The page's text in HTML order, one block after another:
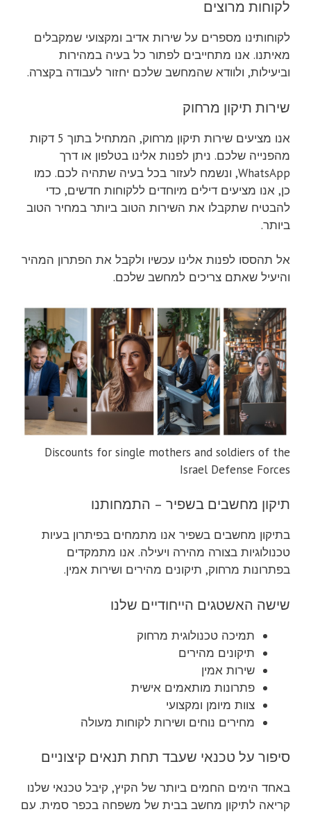
לקוחות מרוצים
לקוחותינו מספרים על שירות אדיב ומקצועי שמקבלים
מאיתנו. אנו מתחייבים לפתור כל בעיה במהירות
וביעילות, ולוודא שהמחשב שלכם יחזור לעבודה בקצרה.
שירות תיקון מרחוק
אנו מציעים שירות תיקון מרחוק, המתחיל בתוך 5 דקות
מהפנייה שלכם. ניתן לפנות אלינו בטלפון או דרך
WhatsApp, ונשמח לעזור בכל בעיה שתהיה לכם. כמו
כן, אנו מציעים דילים מיוחדים ללקוחות חדשים, כדי
להבטיח שתקבלו את השירות הטוב ביותר במחיר הטוב
ביותר.
אל תהססו לפנות אלינו עכשיו ולקבל את הפתרון המהיר
והיעיל שאתם צריכים למחשב שלכם.
Discounts for single mothers and soldiers of the
Israel Defense Forces
תיקון מחשבים בשפיר – התמחותנו
בתיקון מחשבים בשפיר אנו מתמחים בפיתרון בעיות
טכנולוגיות בצורה מהירה ויעילה. אנו מתמקדים
בפתרונות מרחוק, תיקונים מהירים ושירות אמין.
שישה האשטגים הייחודיים שלנו
תמיכה טכנולוגית מרחוק
תיקונים מהירים
שירות אמין
פתרונות מותאמים אישית
צוות מיומן ומקצועי
מחירים נוחים ושירות לקוחות מעולה
סיפור על טכנאי שעבד תחת תנאים קיצוניים
באחד הימים החמים ביותר של הקיץ, קיבל טכנאי שלנו
קריאה לתיקון מחשב בבית של משפחה בכפר סמית. עם